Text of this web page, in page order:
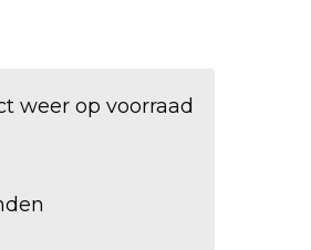
weer op voorraad